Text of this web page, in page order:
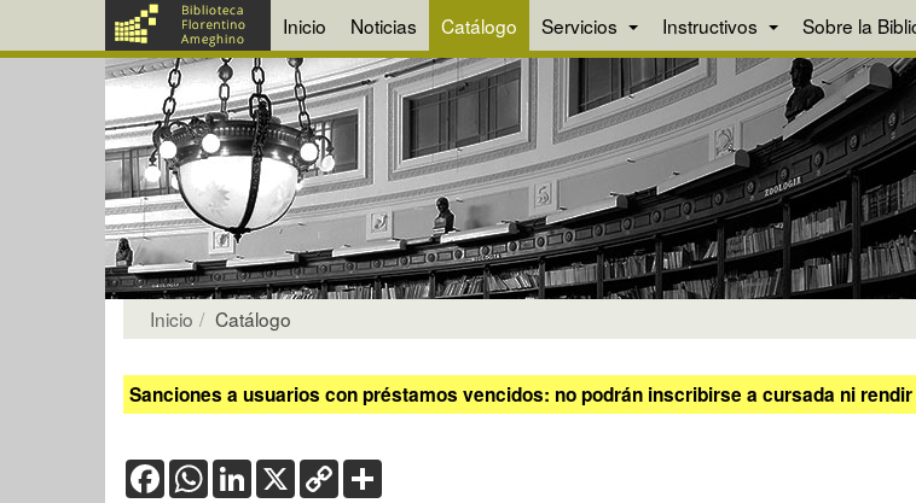
Inicio Noticias Catálogo Servicios Instructivos Sobre la
Inicio Catálogo
Sanciones a usuarios con préstamos vencidos: no podrán inscribirse a cursada ni
FacebookWhatsApp
LinkedIn
X Copy
Link